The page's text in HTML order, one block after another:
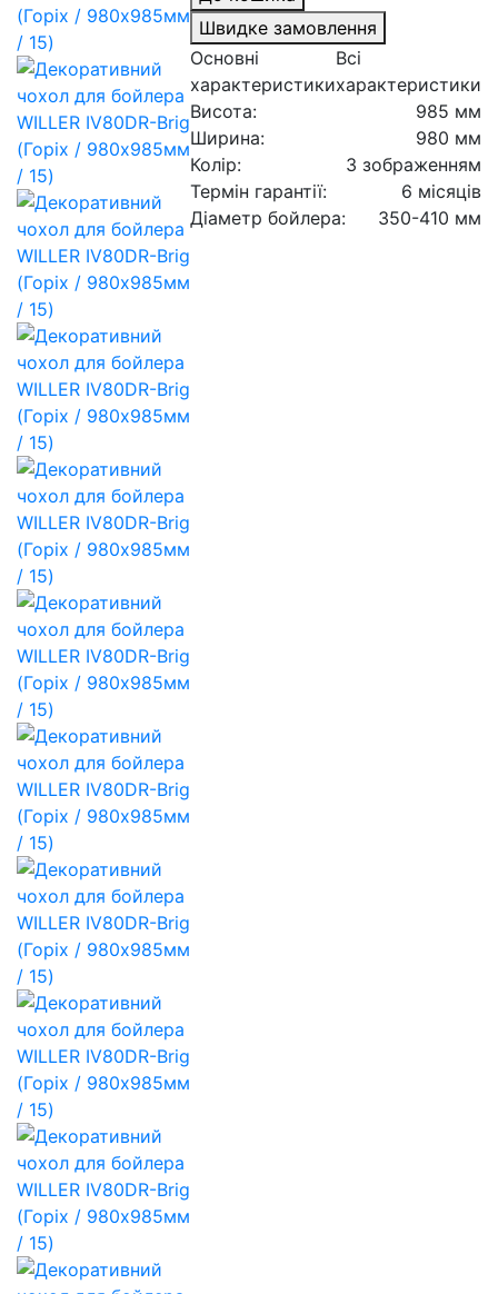
Основні
характеристики
Всі
характеристики
Висота:
985 мм
Ширина:
980 мм
Колір:
З зображенням
Термін гарантії:
6 місяців
Діаметр бойлера:
350-410 мм
Швидке замовлення